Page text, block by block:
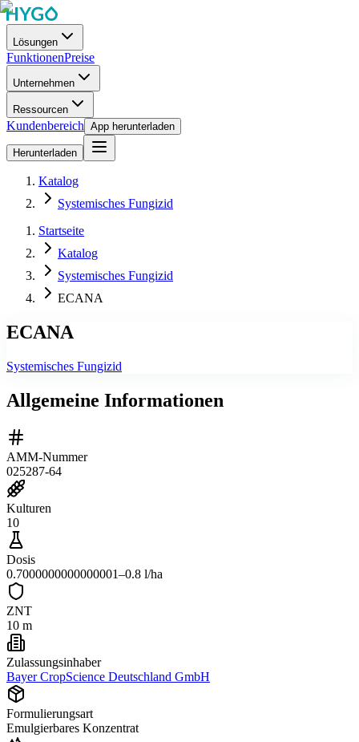
Lösungen
FunktionenPreise
Unternehmen
Ressourcen
Kundenbereich App herunterladen
Herunterladen
Katalog
Systemisches Fungizid
Startseite
Katalog
Systemisches Fungizid
ECANA
ECANA
Systemisches Fungizid
Allgemeine Informationen
AMM-Nummer
025287-64
Kulturen
10
Dosis
0.7000000000000001–0.8 l/ha
ZNT
10 m
Zulassungsinhaber
Bayer CropScience Deutschland GmbH
Formulierungsart
Emulgierbares Konzentrat